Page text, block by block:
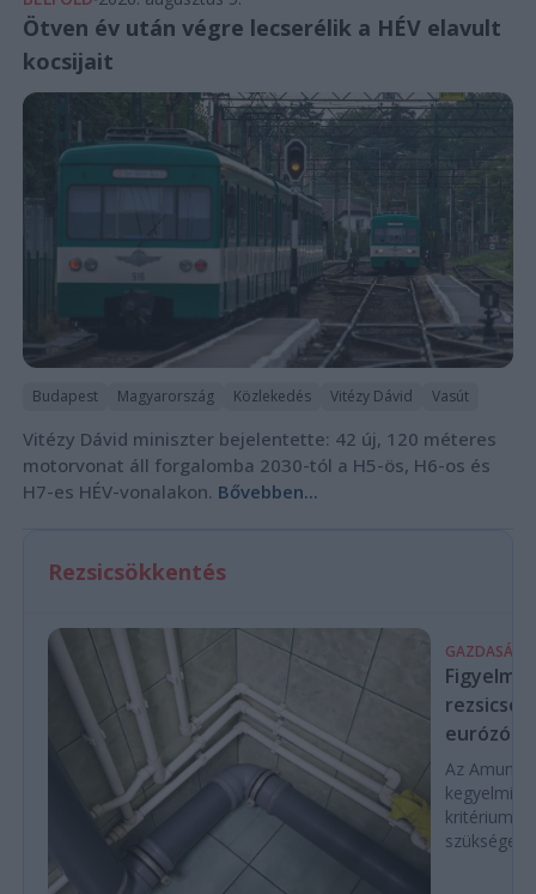
Ötven év után végre lecserélik a HÉV elavult
kocsijait
Budapest Magyarország Közlekedés Vitézy Dávid Vasút
Vitézy Dávid miniszter bejelentette: 42 új, 120 méteres
motorvonat áll forgalomba 2030-tól a H5-ös, H6-os és
H7-es HÉV-vonalakon. Bővebben...
Rezsicsökkentés
GAZDASÁG
Az Amundi
kegyelmi